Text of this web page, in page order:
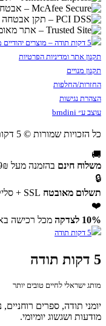
תקנון אתר ומדיניות הפרטיות
תקנון מנויים
החזרות/החלפות
הצהרת נגישות
עוצב ע״ brndini
כל הזכויות שמורות © 5 דקות תודה
🚚
משלוח חינם בהזמנה מעל 299₪
🔒
תשלום מאובטח SSL + סליקה מוגנת
❤️
10% לצדקה
מכל רכישה
5 דקות תודה
מותג ישראלי לחיים טובים יותר
יומני תודה, ספרים רוחניים,
מודעות ושגשוג יומיומי.